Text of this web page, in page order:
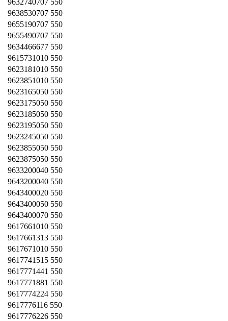
9632740707 550
9638530707 550
9655190707 550
9655490707 550
9634466677 550
9615731010 550
9623181010 550
9623851010 550
9623165050 550
9623175050 550
9623185050 550
9623195050 550
9623245050 550
9623855050 550
9623875050 550
9633200040 550
9643200040 550
9643400020 550
9643400050 550
9643400070 550
9617661010 550
9617661313 550
9617671010 550
9617741515 550
9617771441 550
9617771881 550
9617774224 550
9617776116 550
9617776226 550